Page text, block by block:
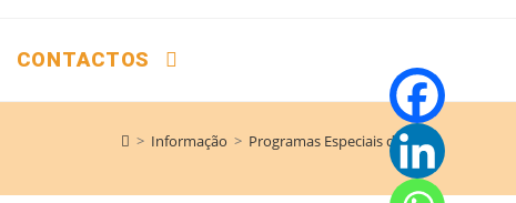
CONTACTOS
> Informação > Programas Especiais da GNR